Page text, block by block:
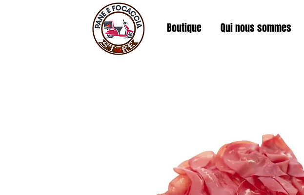
Boutique Qui nous sommes